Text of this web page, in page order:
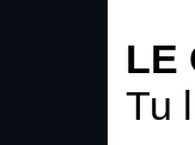
LE
Tu